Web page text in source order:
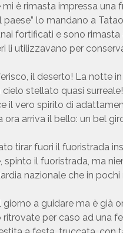
è rimasta impressa
lo mandano a
fortificati e sono
li utilizzavano per
il deserto! La notte
stellato quasi
il vero spirito di
arriva il bello: un bel
tirar fuori il fuoristrada
il fuoristrada, ma
nazionale che in
a guidare ma è già
per caso ad una